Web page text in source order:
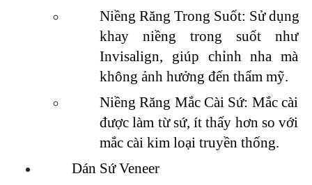
Niềng Răng Trong Suốt: Sử dụng
khay niềng trong suốt như
Invisalign, giúp chỉnh nha mà
không ảnh hưởng đến thẩm mỹ.
Niềng Răng Mắc Cài Sứ: Mắc cài
được làm từ sứ, ít thấy hơn so với
mắc cài kim loại truyền thống.
Dán Sứ Veneer